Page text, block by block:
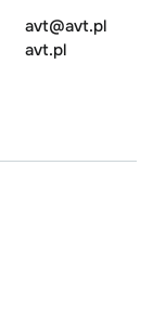
avt@avt.pl
avt.pl